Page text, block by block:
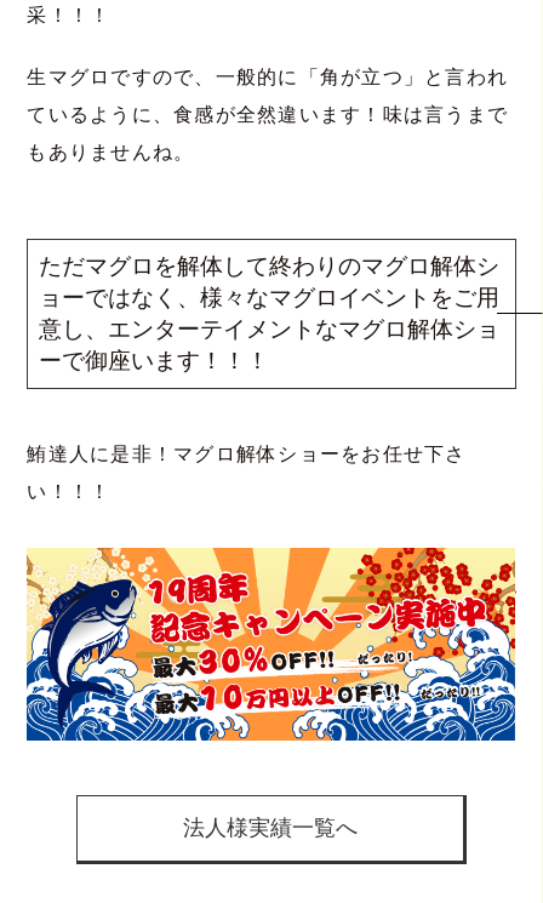
采！！！
生マグロですので、一般的に「角が立つ」と言われ
ているように、食感が全然違います！味は言うまで
もありませんね。
ただマグロを解体して終わりのマグロ解体シ
ョーではなく、様々なマグロイベントをご用
意し、エンターテイメントなマグロ解体ショ
ーで御座います！！！
鮪達人に是非！マグロ解体ショーをお任せ下さ
い！！！
法人様実績一覧へ